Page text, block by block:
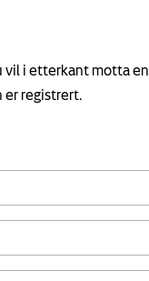
vil i etterkant motta en
er registrert.